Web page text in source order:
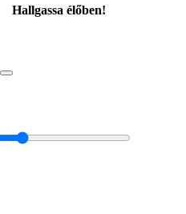
Hallgassa élőben!